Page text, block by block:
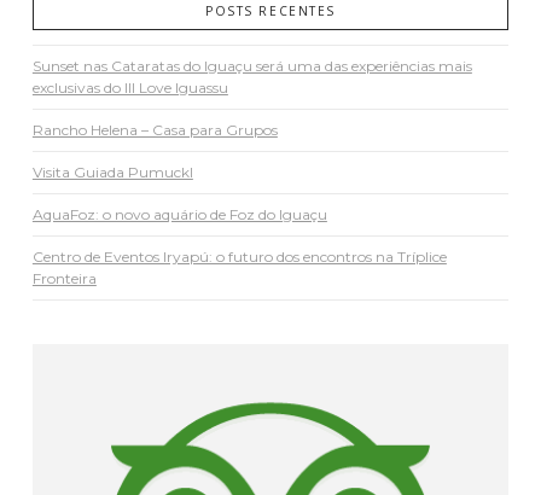
POSTS RECENTES
Sunset nas Cataratas do Iguaçu será uma das experiências mais
exclusivas do III Love Iguassu
Rancho Helena – Casa para Grupos
Visita Guiada Pumuckl
AquaFoz: o novo aquário de Foz do Iguaçu
Centro de Eventos Iryapú: o futuro dos encontros na Tríplice
Fronteira